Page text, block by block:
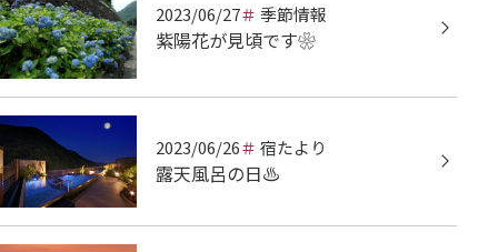
2023/06/27 季節情報
紫陽花が見頃です❀
2023/06/26 宿たより
露天風呂の日♨